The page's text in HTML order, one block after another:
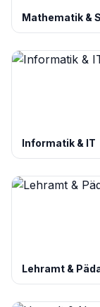
Mathematik &
Informatik & IT
Lehramt &